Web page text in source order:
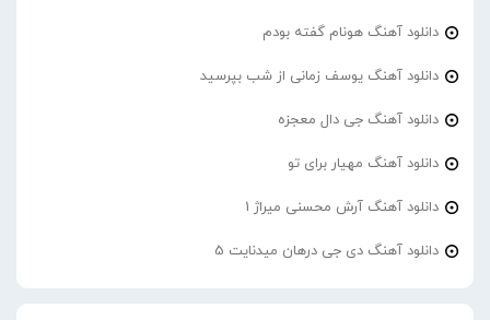
دانلود آهنگ هونام گفته بودم
دانلود آهنگ یوسف زمانی از شب بپرسید
دانلود آهنگ جی دال معجزه
دانلود آهنگ مهیار برای تو
دانلود آهنگ آرش محسنی میراژ 1
دانلود آهنگ دی جی درهان میدنایت 5